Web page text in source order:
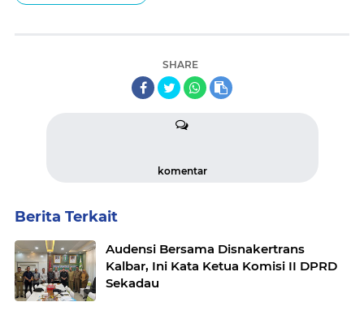
SHARE
komentar
Berita Terkait
Audensi Bersama Disnakertrans
Kalbar, Ini Kata Ketua Komisi II DPRD
Sekadau